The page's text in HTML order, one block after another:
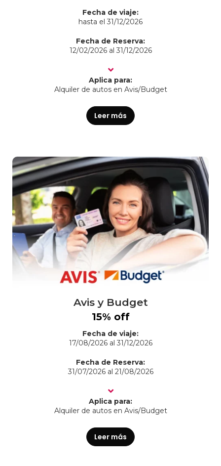
Fecha de viaje:
hasta el 31/12/2026
Fecha de Reserva:
12/02/2026 al 31/12/2026
Aplica para:
Alquiler de autos en Avis/Budget
Leer más
Avis y Budget
15% off
Fecha de viaje:
17/08/2026 al 31/12/2026
Fecha de Reserva:
31/07/2026 al 21/08/2026
Aplica para:
Alquiler de autos en Avis/Budget
Leer más